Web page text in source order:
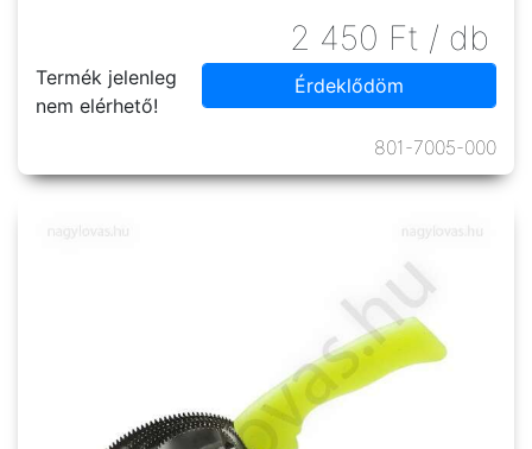
2 450 Ft / db
Termék jelenleg
nem elérhető!
Érdeklődöm
801-7005-000